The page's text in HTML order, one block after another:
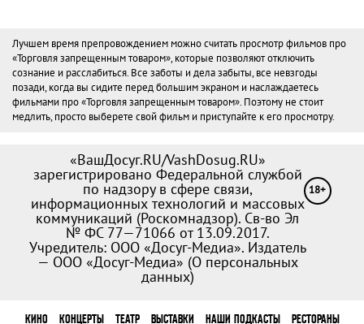
Лучшем время препровождением можно считать просмотр фильмов про
«Торговля запрещенным товаром», которые позволяют отключить
сознание и расслабиться. Все заботы и дела забыты, все невзгоды
позади, когда вы сидите перед большим экраном и наслаждаетесь
фильмами про «Торговля запрещенным товаром». Поэтому не стоит
медлить, просто выберете свой фильм и приступайте к его просмотру.
«ВашДосуг.RU/VashDosug.RU»
зарегистрировано Федеральной службой
по надзору в сфере связи,
информационных технологий и массовых
коммуникаций (Роскомнадзор). Св-во Эл
№ ФС 77—71066 от 13.09.2017.
Учредитель: ООО «Досуг-Медиа». Издатель
— ООО «Досуг-Медиа» (О персональных
данных)
18+
КИНО КОНЦЕРТЫ ТЕАТР ВЫСТАВКИ НАШИ ПОДКАСТЫ РЕСТОРАНЫ